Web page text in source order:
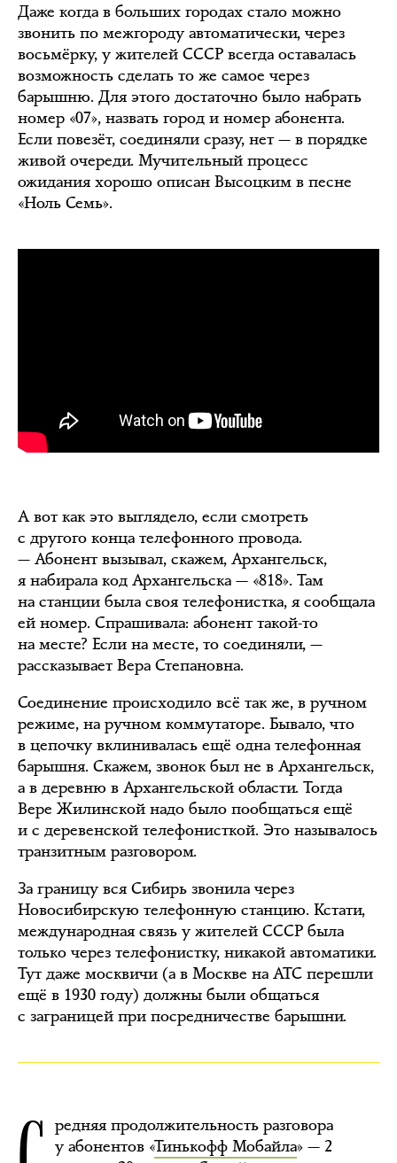
Даже когда в больших городах стало можно
звонить по межгороду автоматически, через
восьмёрку, у жителей СССР всегда оставалась
возможность сделать то же самое через
барышню. Для этого достаточно было набрать
номер «07», назвать город и номер абонента.
Если повезёт, соединяли сразу, нет — в порядке
живой очереди. Мучительный процесс
ожидания хорошо описан Высоцким в песне
«Ноль Семь».
А вот как это выглядело, если смотреть
с другого конца телефонного провода.
— Абонент вызывал, скажем, Архангельск,
я набирала код Архангельска — «818». Там
на станции была своя телефонистка, я сообщала
ей номер. Спрашивала: абонент такой-то
на месте? Если на месте, то соединяли, —
рассказывает Вера Степановна.
Соединение происходило всё так же, в ручном
режиме, на ручном коммутаторе. Бывало, что
в цепочку вклинивалась ещё одна телефонная
барышня. Скажем, звонок был не в Архангельск,
а в деревню в Архангельской области. Тогда
Вере Жилинской надо было пообщаться ещё
и с деревенской телефонисткой. Это называлось
транзитным разговором.
За границу вся Сибирь звонила через
Новосибирскую телефонную станцию. Кстати,
международная связь у жителей СССР была
только через телефонистку, никакой автоматики.
Тут даже москвичи (а в Москве на АТС перешли
ещё в 1930 году) должны были общаться
с заграницей при посредничестве барышни.
редняя продолжительность разговора
у абонентов «Тинькофф Мобайла» — 2